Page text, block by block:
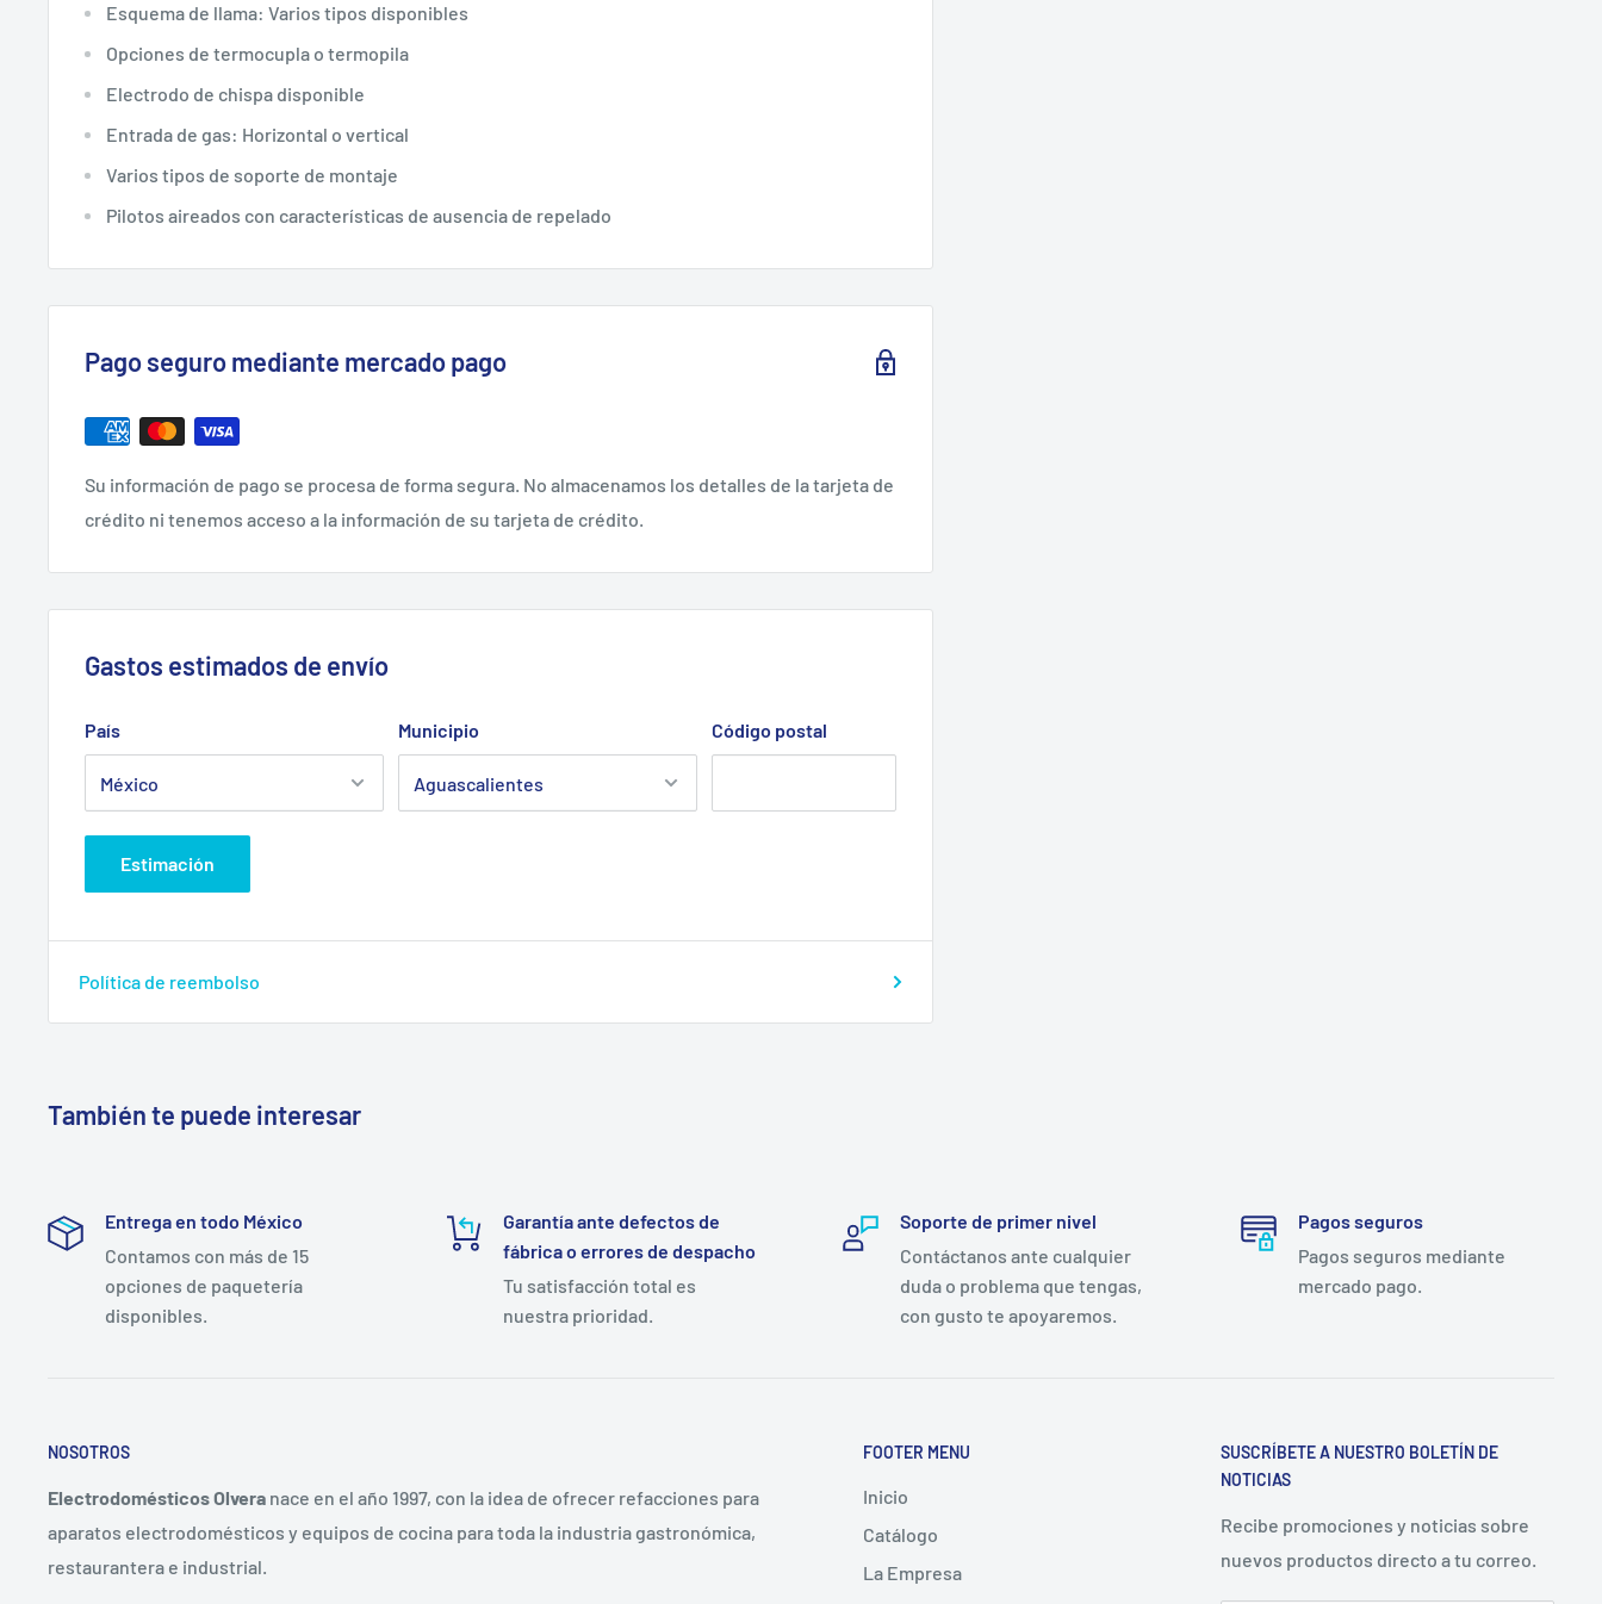
Esquema de llama: Varios tipos disponibles
Opciones de termocupla o termopila
Electrodo de chispa disponible
Entrada de gas: Horizontal o vertical
Varios tipos de soporte de montaje
Pilotos aireados con características de ausencia de repelado
Pago seguro mediante mercado pago
Su información de pago se procesa de forma segura. No almacenamos los detalles de la tarjeta de
crédito ni tenemos acceso a la información de su tarjeta de crédito.
Gastos estimados de envío
País Municipio Código postal
Estimación
Política de reembolso
También te puede interesar
Entrega en todo México
Contamos con más de 15
opciones de paquetería
disponibles.
Garantía ante defectos de
fábrica o errores de despacho
Tu satisfacción total es
nuestra prioridad.
Soporte de primer nivel
Contáctanos ante cualquier
duda o problema que tengas,
con gusto te apoyaremos.
Pagos seguros
Pagos seguros mediante
mercado pago.
NOSOTROS
Electrodomésticos Olvera nace en el año 1997, con la idea de ofrecer refacciones para
aparatos electrodomésticos y equipos de cocina para toda la industria gastronómica,
restaurantera e industrial.
FOOTER MENU
Inicio
Catálogo
La Empresa
SUSCRÍBETE A NUESTRO BOLETÍN DE
NOTICIAS
Recibe promociones y noticias sobre
nuevos productos directo a tu correo.